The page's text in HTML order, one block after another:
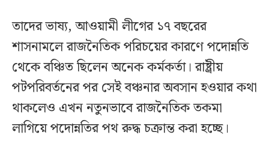
তাদের ভাষ্য, আওয়ামী লীগের ১৭ বছরের
শাসনামলে রাজনৈতিক পরিচয়ের কারণে পদোন্নতি
থেকে বঞ্চিত ছিলেন অনেক কর্মকর্তা। রাষ্ট্রীয়
পটপরিবর্তনের পর সেই বঞ্চনার অবসান হওয়ার কথা
থাকলেও এখন নতুনভাবে রাজনৈতিক তকমা
লাগিয়ে পদোন্নতির পথ রুদ্ধ চক্রান্ত করা হচ্ছে।